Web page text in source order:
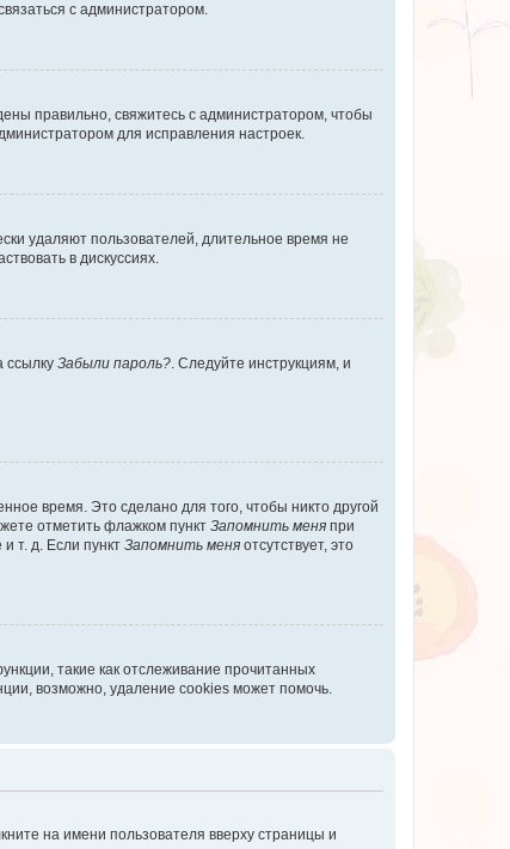
с администратором.
правильно, свяжитесь с администратором, чтобы
для исправления настроек.
удаляют пользователей, длительное время не
в дискуссиях.
ссылку Забыли пароль?. Следуйте инструкциям, и
время. Это сделано для того, чтобы никто другой
отметить флажком пункт Запомнить меня при
т. д. Если пункт Запомнить меня отсутствует, это
такие как отслеживание прочитанных
возможно, удаление cookies может помочь.
на имени пользователя вверху страницы и